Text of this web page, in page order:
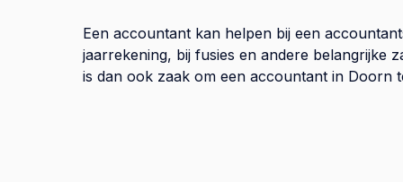
Een accountant kan helpen bij een
jaarrekening, bij fusies en andere belangrijke
is dan ook zaak om een accountant in Doorn